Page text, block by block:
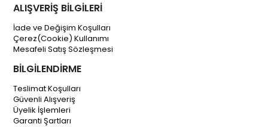
ALIŞVERİŞ BİLGİLERİ
İade ve Değişim Koşulları
Çerez(Cookie) Kullanımı
Mesafeli Satış Sözleşmesi
BİLGİLENDİRME
Teslimat Koşulları
Güvenli Alışveriş
Üyelik İşlemleri
Garanti Şartları